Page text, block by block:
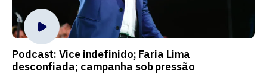
Podcast: Vice indefinido; Faria Lima
desconfiada; campanha sob pressão